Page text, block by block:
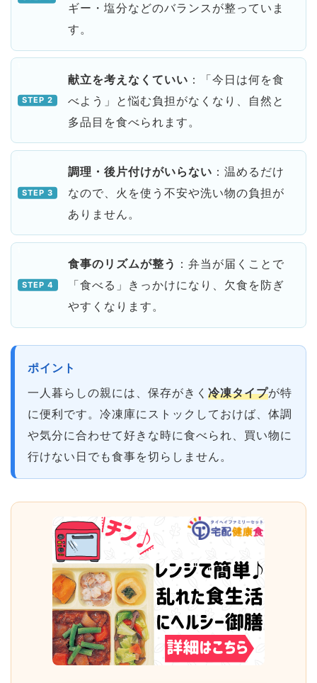
ギー・塩分などのバランスが整っていま
す。
献立を考えなくていい ：「今日は何を食
べよう」と悩む負担がなくなり、自然と
多品目を食べられます。
調理・後片付けがいらない ：温めるだけ
なので、火を使う不安や洗い物の負担が
ありません。
食事のリズムが整う ：弁当が届くことで
「食べる」きっかけになり、欠食を防ぎ
やすくなります。
ポイント
一人暮らしの親には、保存がきく 冷凍タイプが特
に便利です。冷凍庫にストックしておけば、体調
や気分に合わせて好きな時に食べられ、買い物に
行けない日でも食事を切らしません。